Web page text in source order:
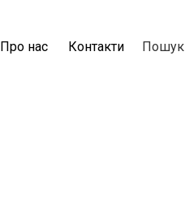
Про нас Контакти Пошук